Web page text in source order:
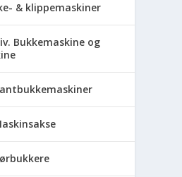
& klippemaskiner
Bukkemaskine og